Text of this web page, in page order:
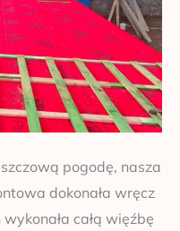
pogodę, nasza
dokonała wręcz
całą więźbę